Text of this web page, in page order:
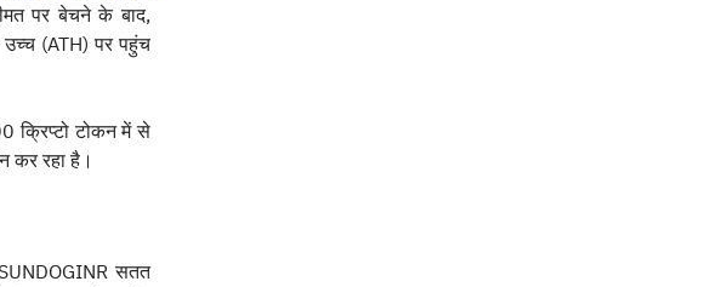
पर बेचने के बाद,
(ATH) पर पहुंच
क्रिप्टो टोकन में से
कर रहा है।
सतत